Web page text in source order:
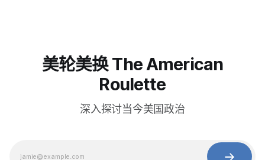
美轮美换 The American
Roulette
深入探讨当今美国政治